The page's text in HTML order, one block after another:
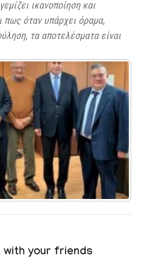
ικανοποίηση και
πως όταν υπάρχει όραμα,
τα αποτελέσματα είναι
your friends